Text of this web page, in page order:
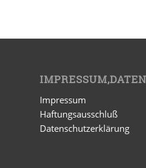
Impressum
Haftungsausschluß
Datenschutzerklärung